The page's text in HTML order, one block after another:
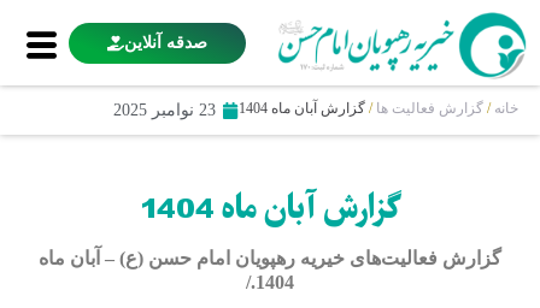
صدقه آنلاین
خانه / گزارش فعالیت ها / گزارش آبان ماه 1404 23 نوامبر 2025
گزارش آبان ماه 1404
گزارش فعالیت‌های خیریه رهپویان امام حسن (ع) – آبان ماه
1404./